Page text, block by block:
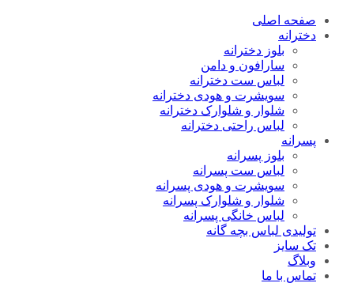
صفحه اصلی
دخترانه
بلوز دخترانه
سارافون و دامن
لباس ست دخترانه
سویشرت و هودی دخترانه
شلوار و شلوارک دخترانه
لباس راحتی دخترانه
پسرانه
بلوز پسرانه
لباس ست پسرانه
سویشرت و هودی پسرانه
شلوار و شلوارک پسرانه
لباس خانگی پسرانه
تولیدی لباس بچه گانه
تک سایز
وبلاگ
تماس با ما